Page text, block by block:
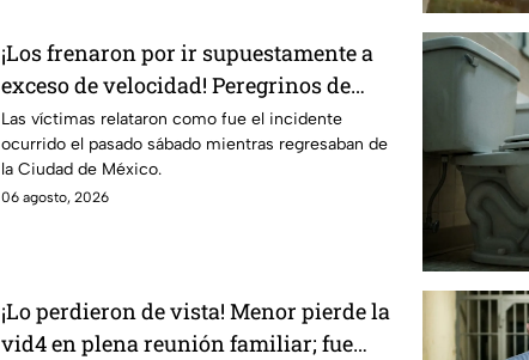
¡Los frenaron por ir supuestamente a
exceso de velocidad! Peregrinos de
Nuevo Laredo relatan cómo fueron
asaltados en Irapuato
Las víctimas relataron como fue el incidente
ocurrido el pasado sábado mientras regresaban de
la Ciudad de México.
06 agosto, 2026
¡Lo perdieron de vista! Menor pierde la
vid4 en plena reunión familiar; fue